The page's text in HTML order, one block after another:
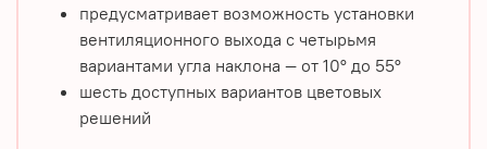
предусматривает возможность установки
вентиляционного выхода с четырьмя
вариантами угла наклона — от 10° до 55°
шесть доступных вариантов цветовых
решений